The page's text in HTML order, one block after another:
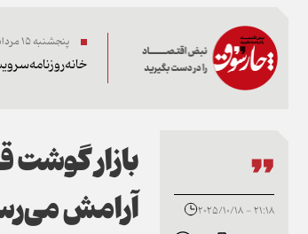
پنجشنبه ۱۵ مرداد ۱۴۰۵
خانهروزنامه
21:18 - 2025/10/18
بازار گوشت
آرامش